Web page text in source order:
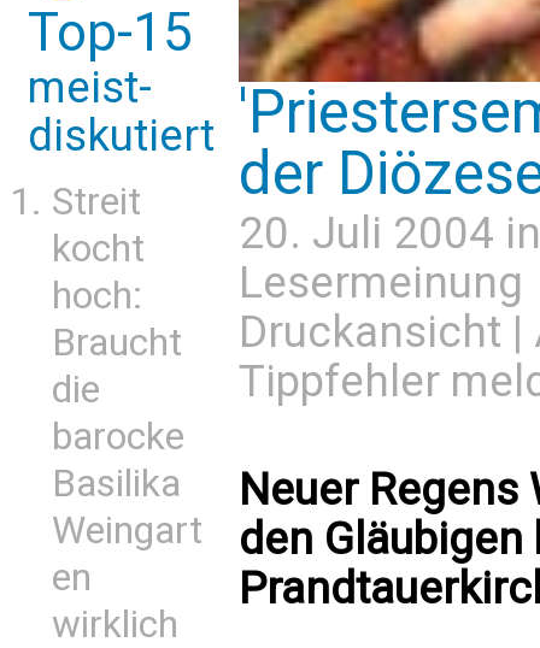
Top-15
meist-
diskutiert
Streit
kocht
hoch:
Braucht
die
barocke
Basilika
Weingart
en
wirklich
der
20. Juli 2004
Lesermeinung
Druckansicht |
Tippfehler
Neuer
den